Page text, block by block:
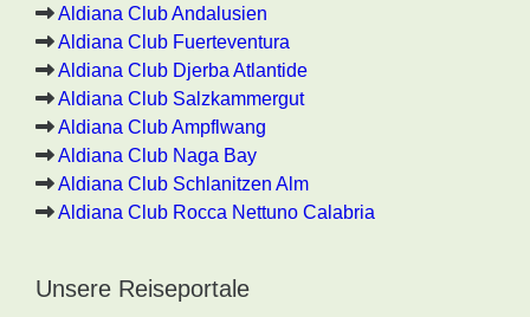
Aldiana Club Andalusien
Aldiana Club Fuerteventura
Aldiana Club Djerba Atlantide
Aldiana Club Salzkammergut
Aldiana Club Ampflwang
Aldiana Club Naga Bay
Aldiana Club Schlanitzen Alm
Aldiana Club Rocca Nettuno Calabria
Unsere Reiseportale